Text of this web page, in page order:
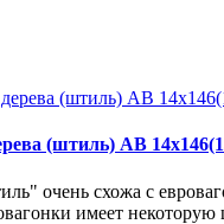
(штиль) АВ
очень схожа с
имеет некоторую